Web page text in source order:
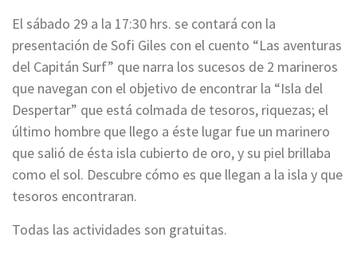
El sábado 29 a la 17:30 hrs. se contará con la
presentación de Sofi Giles con el cuento “Las aventuras
del Capitán Surf” que narra los sucesos de 2 marineros
que navegan con el objetivo de encontrar la “Isla del
Despertar” que está colmada de tesoros, riquezas; el
último hombre que llego a éste lugar fue un marinero
que salió de ésta isla cubierto de oro, y su piel brillaba
como el sol. Descubre cómo es que llegan a la isla y que
tesoros encontraran.
Todas las actividades son gratuitas.